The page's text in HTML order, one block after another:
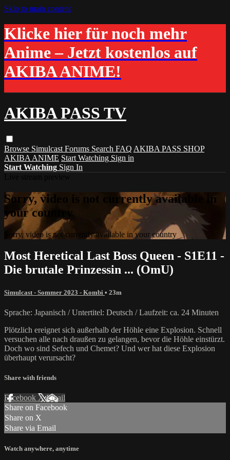
Skip to main content
Klicke hier für noch mehr
Anime – Jetzt kostenlos auf
AKIBA ANIME!
AKIBA PASS TV
Browse Simulcast Forums Search FAQ AKIBA PASS SHOP
AKIBA ANIME Start Watching Sign in
Start Watching Sign In
Sorry, video is not currently available in
your country
Sorry, video is not currently available in your country
Most Heretical Last Boss Queen - S1E11 -
Die brutale Prinzessin ... (OmU)
Simulcast - Sommer 2023 - Kombi • 23m
Sprache: Japanisch / Untertitel: Deutsch / Laufzeit: ca. 24 Minuten
Plötzlich ereignet sich außerhalb der Höhle eine Explosion. Schnell
versuchen alle nach draußen zu gelangen, bevor die Höhle einstürzt.
Doch wo sind Sefech und Chemet? Und wer hat diese Explosion
überhaupt verursacht?
Share with friends
Facebook XEmail
Share on Facebook
Share on X
Share via Email
Watch anywhere, anytime